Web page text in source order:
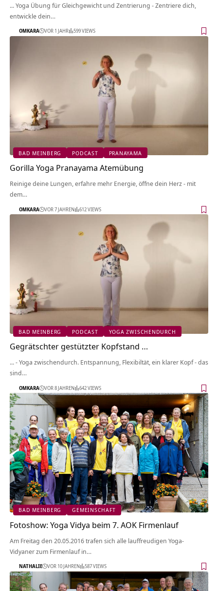
... Yoga Übung für Gleichgewicht und Zentrierung - Zentriere dich,
entwickle dein…
OMKARA VOR 1 JAHR 599 VIEWS
BAD MEINBERG PODCAST PRANAYAMA
Gorilla Yoga Pranayama Atemübung
Reinige deine Lungen, erfahre mehr Energie, öffne dein Herz - mit
dem…
OMKARA VOR 7 JAHREN 612 VIEWS
BAD MEINBERG PODCAST YOGA ZWISCHENDURCH
Gegrätschter gestützter Kopfstand …
... - Yoga zwischendurch. Entspannung, Flexibiltät, ein klarer Kopf - das
sind…
OMKARA VOR 8 JAHREN 642 VIEWS
BAD MEINBERG GEMEINSCHAFT
Fotoshow: Yoga Vidya beim 7. AOK Firmenlauf
Am Freitag den 20.05.2016 trafen sich alle lauffreudigen Yoga-
Vidyaner zum Firmenlauf in…
NATHALIE VOR 10 JAHREN 587 VIEWS